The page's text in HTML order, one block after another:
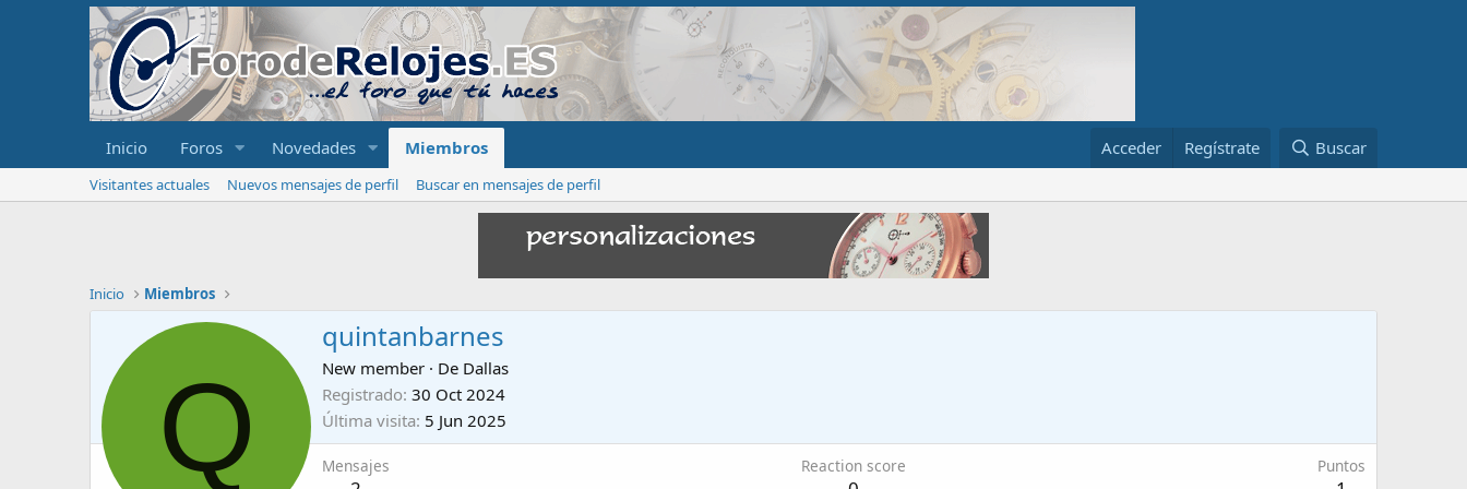
Inicio Foros Novedades Miembros Acceder Regístrate Buscar
Visitantes actuales Nuevos mensajes de perfil Buscar en mensajes de perfil
Inicio Miembros
Q
quintanbarnes
New member · De Dallas
Registrado 30 Oct 2024
Última visita 5 Jun 2025
Mensajes Reaction score Puntos